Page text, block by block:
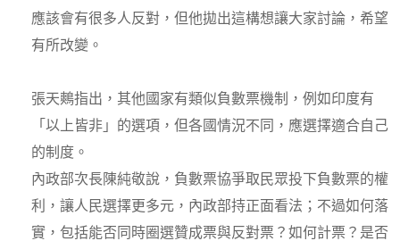
應該會有很多人反對，但他拋出這構想讓大家討論，希望
有所改變。
張天鷞指出，其他國家有類似負數票機制，例如印度有
「以上皆非」的選項，但各國情況不同，應選擇適合自己
的制度。
內政部次長陳純敬說，負數票協爭取民眾投下負數票的權
利，讓人民選擇更多元，內政部持正面看法；不過如何落
實，包括能否同時圈選贊成票與反對票？如何計票？是否